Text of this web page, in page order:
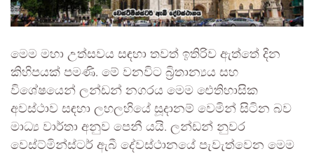
මෙම මහා උත්සවය සඳහා තවත් ඉතිරිව ඇත්තේ දින
කිහිපයක් පමණි. මේ වනවිට බ්‍රිතාන්‍යය සහ
විශේෂයෙන් ලන්ඩන් නගරය මෙම ඓතිහාසික
අවස්ථාව සඳහා ලහලහියේ සූදානම් වෙමින් සිටින බව
මාධ්‍ය වාර්තා අනුව පෙනී යයි. ලන්ඩන් නුවර
වෙස්ට්මින්ස්ටර් ඇබී දේවස්ථානයේ පැවැත්වෙන මෙම